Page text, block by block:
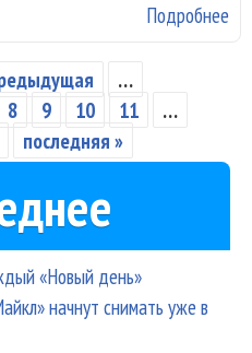
Подробнее
…
8 9 10 11
…
последняя »
«Новый день»
начнут снимать уже в